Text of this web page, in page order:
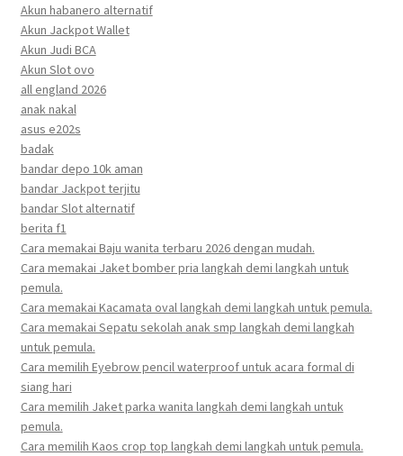
Akun habanero alternatif
Akun Jackpot Wallet
Akun Judi BCA
Akun Slot ovo
all england 2026
anak nakal
asus e202s
badak
bandar depo 10k aman
bandar Jackpot terjitu
bandar Slot alternatif
berita f1
Cara memakai Baju wanita terbaru 2026 dengan mudah.
Cara memakai Jaket bomber pria langkah demi langkah untuk
pemula.
Cara memakai Kacamata oval langkah demi langkah untuk pemula.
Cara memakai Sepatu sekolah anak smp langkah demi langkah
untuk pemula.
Cara memilih Eyebrow pencil waterproof untuk acara formal di
siang hari
Cara memilih Jaket parka wanita langkah demi langkah untuk
pemula.
Cara memilih Kaos crop top langkah demi langkah untuk pemula.